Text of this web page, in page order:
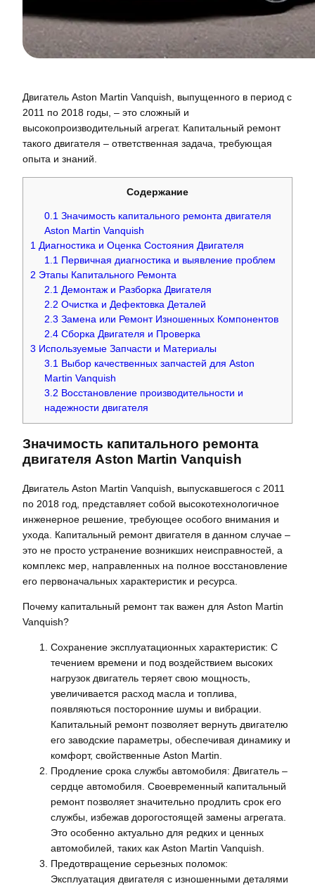
Двигатель Aston Martin Vanquish, выпущенного в период с
2011 по 2018 годы, – это сложный и
высокопроизводительный агрегат. Капитальный ремонт
такого двигателя – ответственная задача, требующая
опыта и знаний.
Содержание
0.1 Значимость капитального ремонта двигателя
Aston Martin Vanquish
1 Диагностика и Оценка Состояния Двигателя
1.1 Первичная диагностика и выявление проблем
2 Этапы Капитального Ремонта
2.1 Демонтаж и Разборка Двигателя
2.2 Очистка и Дефектовка Деталей
2.3 Замена или Ремонт Изношенных Компонентов
2.4 Сборка Двигателя и Проверка
3 Используемые Запчасти и Материалы
3.1 Выбор качественных запчастей для Aston
Martin Vanquish
3.2 Восстановление производительности и
надежности двигателя
Значимость капитального ремонта
двигателя Aston Martin Vanquish
Двигатель Aston Martin Vanquish, выпускавшегося с 2011
по 2018 год, представляет собой высокотехнологичное
инженерное решение, требующее особого внимания и
ухода. Капитальный ремонт двигателя в данном случае –
это не просто устранение возникших неисправностей, а
комплекс мер, направленных на полное восстановление
его первоначальных характеристик и ресурса.
Почему капитальный ремонт так важен для Aston Martin
Vanquish?
Сохранение эксплуатационных характеристик: С
течением времени и под воздействием высоких
нагрузок двигатель теряет свою мощность,
увеличивается расход масла и топлива,
появляються посторонние шумы и вибрации.
Капитальный ремонт позволяет вернуть двигателю
его заводские параметры, обеспечивая динамику и
комфорт, свойственные Aston Martin.
Продление срока службы автомобиля: Двигатель –
сердце автомобиля. Своевременный капитальный
ремонт позволяет значительно продлить срок его
службы, избежав дорогостоящей замены агрегата.
Это особенно актуально для редких и ценных
автомобилей, таких как Aston Martin Vanquish.
Предотвращение серьезных поломок:
Эксплуатация двигателя с изношенными деталями